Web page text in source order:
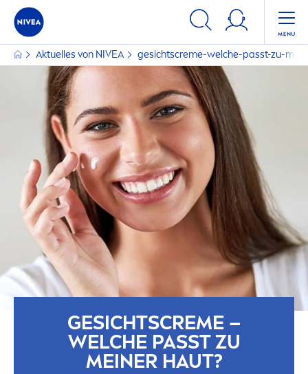
Aktuelles von NIVEA gesichtscreme-welche-passt-zu-
GESICHTSCREME–
WELCHE PASST ZU
MEINER HAUT?